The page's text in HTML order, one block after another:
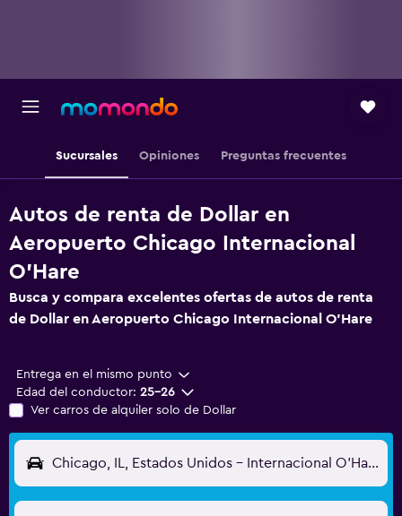
Sucursales Opiniones Preguntas frecuentes
Autos de renta de Dollar en
Aeropuerto Chicago Internacional
O'Hare
Busca y compara excelentes ofertas de autos de renta
de Dollar en Aeropuerto Chicago Internacional O'Hare
Entrega en el mismo punto
Edad del conductor: 25-26
Ver carros de alquiler solo de Dollar
Chicago, IL, Estados Unidos - Internacional O'Hare (ORD)